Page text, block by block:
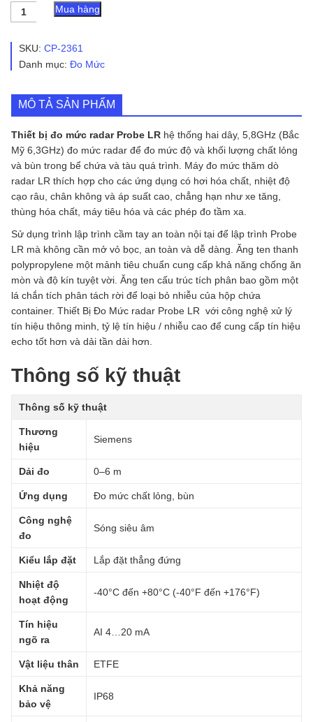
Thiết
Bị
Mức
Probe
số
lượng
Mua hàng
SKU: CP-2361
Danh mục: Đo Mức
MÔ TẢ SẢN PHẨM
Thiết bị đo mức radar Probe LR hệ thống hai dây, 5,8GHz (Bắc
Mỹ 6,3GHz) đo mức radar để đo mức độ và khối lượng chất lỏng
và bùn trong bể chứa và tàu quá trình. Máy đo mức thăm dò
radar LR thích hợp cho các ứng dụng có hơi hóa chất, nhiệt độ
cạo râu, chân không và áp suất cao, chẳng hạn như xe tăng,
thùng hóa chất, máy tiêu hóa và các phép đo tầm xa.
Sử dụng trình lập trình cầm tay an toàn nội tại để lập trình Probe
LR mà không cần mở vỏ bọc, an toàn và dễ dàng. Ăng ten thanh
polypropylene một mảnh tiêu chuẩn cung cấp khả năng chống ăn
mòn và độ kín tuyệt vời. Ăng ten cấu trúc tích phân bao gồm một
lá chắn tích phân tách rời để loại bỏ nhiễu của hộp chứa
container. Thiết Bị Đo Mức radar Probe LR với công nghệ xử lý
tín hiệu thông minh, tỷ lệ tín hiệu / nhiễu cao để cung cấp tín hiệu
echo tốt hơn và dải tần dài hơn.
Thông số kỹ thuật
Thông số kỹ thuật
Thương
hiệu
Siemens
Dải đo 0–6 m
Ứng dụng Đo mức chất lỏng, bùn
Công nghệ
đo
Sóng siêu âm
Kiểu lắp đặt Lắp đặt thẳng đứng
Nhiệt độ
hoạt động
-40°C đến +80°C (-40°F đến +176°F)
Tín hiệu
ngõ ra
AI 4…20 mA
Vật liệu thân ETFE
Khả năng
bảo vệ
IP68